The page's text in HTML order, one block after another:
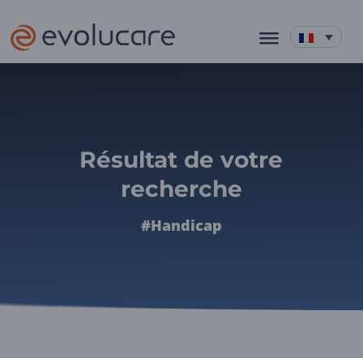
Résultat de votre
recherche
#Handicap